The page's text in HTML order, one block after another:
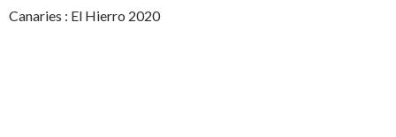
Canaries : El Hierro 2020